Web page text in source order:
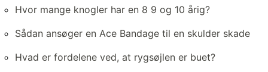
Hvor mange knogler har en 8 9 og 10 årig?
Sådan ansøger en Ace Bandage til en skulder skade
Hvad er fordelene ved, at rygsøjlen er buet?